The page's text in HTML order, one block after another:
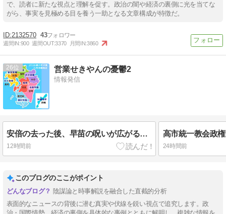
で、読者に新たな視点と理解を促す。政治の闇や経済の裏側に光を当てな
がら、事実を見極める目を養う一助となる文章構成が特徴だ。
2132570 43
週間IN:900 週間OUT:3370 月間IN:3860
26 営業せきやんの憂鬱2
情報発信
安倍の去った後、早苗の呪いが広がる： なぜ日本人はこの奇妙な女に騙されたのか？
12時間前 24時間前
このブログのここがポイント
陰謀論と時事解説を融合した直截的分析
表面的なニュースの背後に潜む真実や伏線を鋭い視点で追究します。政